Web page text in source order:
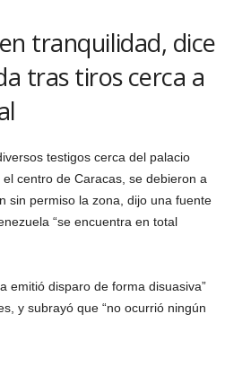
tranquilidad, dice
tras tiros cerca a
testigos cerca del palacio
centro de Caracas, se debieron a
sin permiso la zona, dijo una fuente
“se encuentra en total
emitió disparo de forma disuasiva”
y subrayó que “no ocurrió ningún